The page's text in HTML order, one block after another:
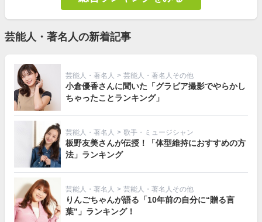
芸能人・著名人の新着記事
芸能人・著名人 > 芸能人・著名人その他
小倉優香さんに聞いた「グラビア撮影でやらかし
ちゃったことランキング」
芸能人・著名人 > 歌手・ミュージシャン
板野友美さんが伝授！「体型維持におすすめの方
法」ランキング
芸能人・著名人 > 芸能人・著名人その他
りんごちゃんが語る「10年前の自分に“贈る言
葉”」ランキング！